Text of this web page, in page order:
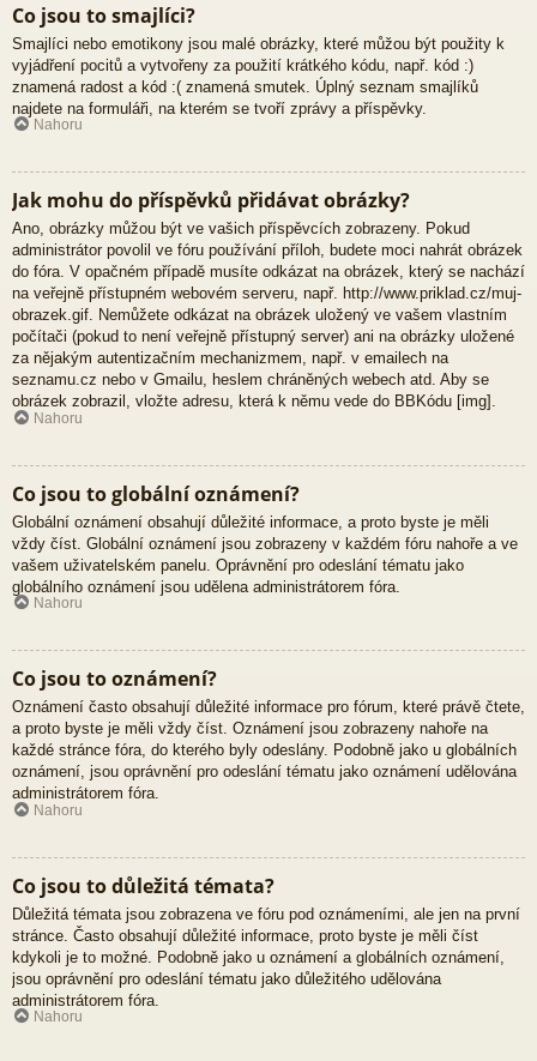
Co jsou to smajlíci?
Smajlíci nebo emotikony jsou malé obrázky, které můžou být použity k
vyjádření pocitů a vytvořeny za použití krátkého kódu, např. kód :)
znamená radost a kód :( znamená smutek. Úplný seznam smajlíků
najdete na formuláři, na kterém se tvoří zprávy a příspěvky.
Nahoru
Jak mohu do příspěvků přidávat obrázky?
Ano, obrázky můžou být ve vašich příspěvcích zobrazeny. Pokud
administrátor povolil ve fóru používání příloh, budete moci nahrát obrázek
do fóra. V opačném případě musíte odkázat na obrázek, který se nachází
na veřejně přístupném webovém serveru, např. http://www.priklad.cz/muj-
obrazek.gif. Nemůžete odkázat na obrázek uložený ve vašem vlastním
počítači (pokud to není veřejně přístupný server) ani na obrázky uložené
za nějakým autentizačním mechanizmem, např. v emailech na
seznamu.cz nebo v Gmailu, heslem chráněných webech atd. Aby se
obrázek zobrazil, vložte adresu, která k němu vede do BBKódu [img].
Nahoru
Co jsou to globální oznámení?
Globální oznámení obsahují důležité informace, a proto byste je měli
vždy číst. Globální oznámení jsou zobrazeny v každém fóru nahoře a ve
vašem uživatelském panelu. Oprávnění pro odeslání tématu jako
globálního oznámení jsou udělena administrátorem fóra.
Nahoru
Co jsou to oznámení?
Oznámení často obsahují důležité informace pro fórum, které právě čtete,
a proto byste je měli vždy číst. Oznámení jsou zobrazeny nahoře na
každé stránce fóra, do kterého byly odeslány. Podobně jako u globálních
oznámení, jsou oprávnění pro odeslání tématu jako oznámení udělována
administrátorem fóra.
Nahoru
Co jsou to důležitá témata?
Důležitá témata jsou zobrazena ve fóru pod oznámeními, ale jen na první
stránce. Často obsahují důležité informace, proto byste je měli číst
kdykoli je to možné. Podobně jako u oznámení a globálních oznámení,
jsou oprávnění pro odeslání tématu jako důležitého udělována
administrátorem fóra.
Nahoru